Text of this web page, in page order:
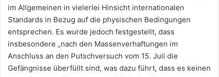
im Allgemeinen in vielerlei Hinsicht internationalen
Standards in Bezug auf die physischen Bedingungen
entsprechen. Es wurde jedoch festgestellt, dass
insbesondere „nach den Massenverhaftungen im
Anschluss an den Putschversuch vom 15. Juli die
Gefängnisse überfüllt sind, was dazu führt, dass es keinen